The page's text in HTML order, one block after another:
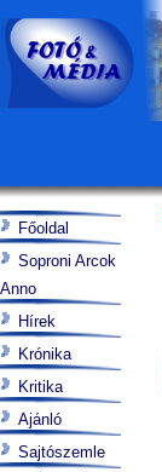
Főoldal
Soproni Arcok
Anno
Hírek
Krónika
Kritika
Ajánló
Sajtószemle